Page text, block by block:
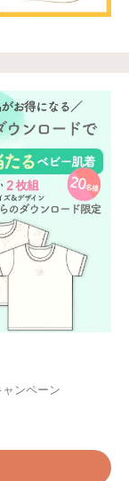
ンペーン